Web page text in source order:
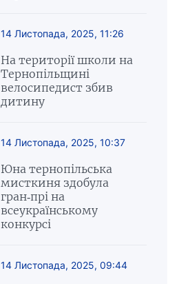
14 Листопада, 2025, 11:26
На території школи на
Тернопільщині
велосипедист збив
дитину
14 Листопада, 2025, 10:37
Юна тернопільська
мисткиня здобула
гран-прі на
всеукраїнському
конкурсі
14 Листопада, 2025, 09:44